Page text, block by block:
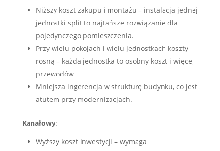
Niższy koszt zakupu i montażu – instalacja jednej
jednostki split to najtańsze rozwiązanie dla
pojedynczego pomieszczenia.
Przy wielu pokojach i wielu jednostkach koszty
rosną – każda jednostka to osobny koszt i więcej
przewodów.
Mniejsza ingerencja w strukturę budynku, co jest
atutem przy modernizacjach.
Kanałowy:
Wyższy koszt inwestycji – wymaga